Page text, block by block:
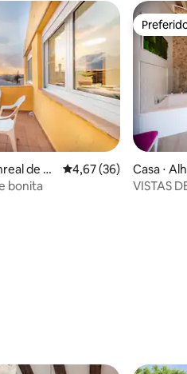
de Ar
4,67 de uma
4,67 (36)
bonita
Casa ⋅
VISTAS